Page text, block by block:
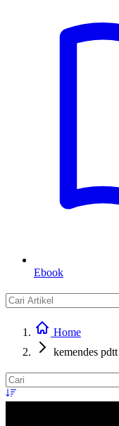
Ebook
Home
kemendes pdtt